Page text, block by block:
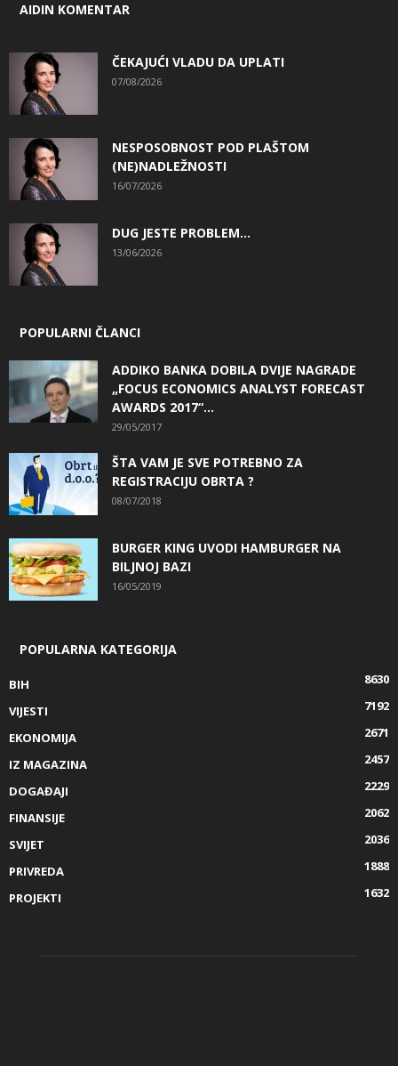
AIDIN KOMENTAR
ČEKAJUĆI VLADU DA UPLATI
07/08/2026
NESPOSOBNOST POD PLAŠTOM
(NE)NADLEŽNOSTI
16/07/2026
DUG JESTE PROBLEM…
13/06/2026
POPULARNI ČLANCI
ADDIKO BANKA DOBILA DVIJE NAGRADE
„FOCUS ECONOMICS ANALYST FORECAST
AWARDS 2017“...
29/05/2017
ŠTA VAM JE SVE POTREBNO ZA
REGISTRACIJU OBRTA ?
08/07/2018
BURGER KING UVODI HAMBURGER NA
BILJNOJ BAZI
16/05/2019
POPULARNA KATEGORIJA
BIH
8630
VIJESTI
7192
EKONOMIJA
2671
IZ MAGAZINA
2457
DOGAĐAJI
2229
FINANSIJE
2062
SVIJET
2036
PRIVREDA
1888
PROJEKTI
1632